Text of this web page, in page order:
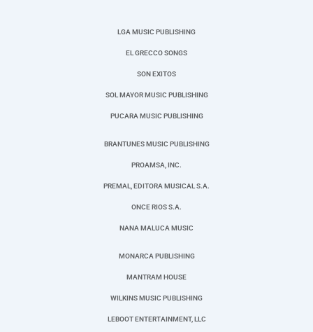
LGA MUSIC PUBLISHING
EL GRECCO SONGS
SON EXITOS
SOL MAYOR MUSIC PUBLISHING
PUCARA MUSIC PUBLISHING
BRANTUNES MUSIC PUBLISHING
PROAMSA, INC.
PREMAL, EDITORA MUSICAL S.A.
ONCE RIOS S.A.
NANA MALUCA MUSIC
MONARCA PUBLISHING
MANTRAM HOUSE
WILKINS MUSIC PUBLISHING
LEBOOT ENTERTAINMENT, LLC